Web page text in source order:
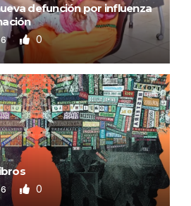
defunción por influenza
0
0